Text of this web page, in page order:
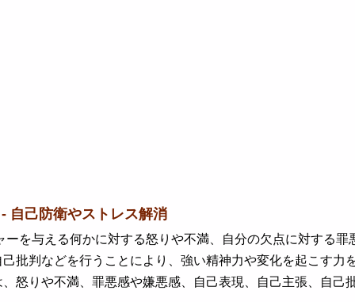
自己防衛やストレス解消
を与える何かに対する怒りや不満、自分の欠点に対する罪
批判などを行うことにより、強い精神力や変化を起こす
怒りや不満、罪悪感や嫌悪感、自己表現、自己主張、自己